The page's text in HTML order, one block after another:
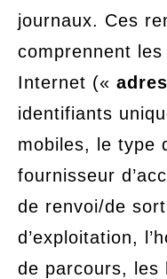
journaux. Ces
comprennent
Internet («
identifiants
mobiles, le type
fournisseur
de renvoi/de
d’exploitation,
de parcours, les